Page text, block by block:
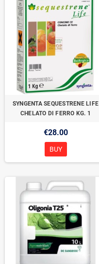
SYNGENTA SEQUESTRENE LIFE
CHELATO DI FERRO KG. 1
€28.00
BUY